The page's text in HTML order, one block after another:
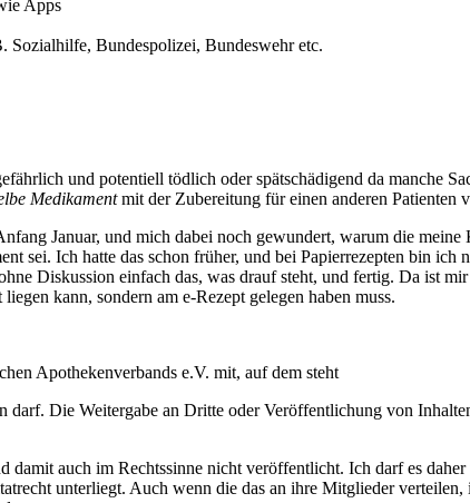
Apps
Sozialhilfe, Bundespolizei, Bundeswehr etc.
und potentiell tödlich oder spätschädigend da manche
Medikamentmit der Zubereitung für einen anderen Patienten
Januar, und mich dabei noch gewundert, warum die
sei. Ich hatte das schon früher, und bei Papierrezepten bin
Diskussion einfach das, was drauf steht, und fertig. Da ist
kann, sondern am e-Rezept gelegen haben muss.
Apothekenverbands e.V. mit, auf dem steht
darf. Die Weitergabe an Dritte oder Veröffentlichung von
auch im Rechtssinne nicht veröffentlicht. Ich darf es
unterliegt. Auch wenn die das an ihre Mitglieder